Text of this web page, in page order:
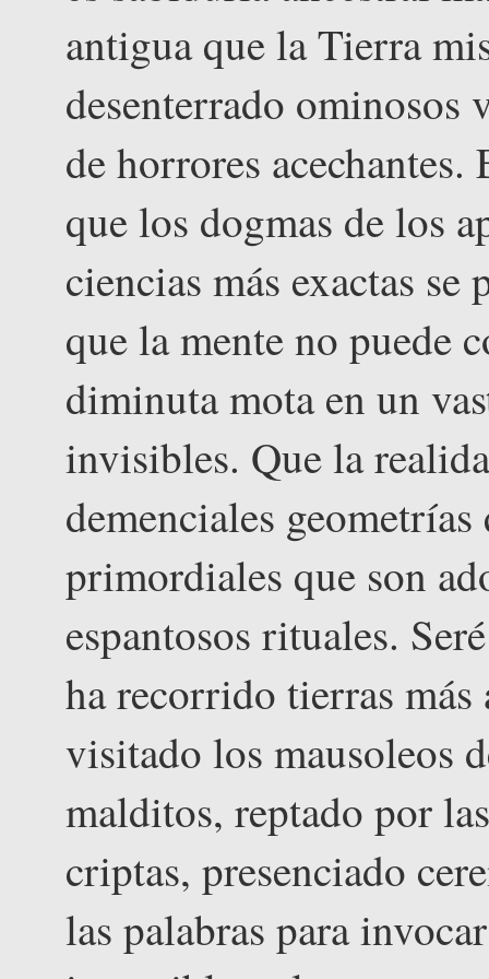
antigua que la Tierra
desenterrado ominosos
de horrores acechantes.
que los dogmas de los
ciencias más exactas
que la mente no puede
diminuta mota en un
invisibles. Que la
demenciales
primordiales que son
espantosos rituales.
ha recorrido tierras
visitado los mausoleos
malditos, reptado por
criptas, presenciado
las palabras para